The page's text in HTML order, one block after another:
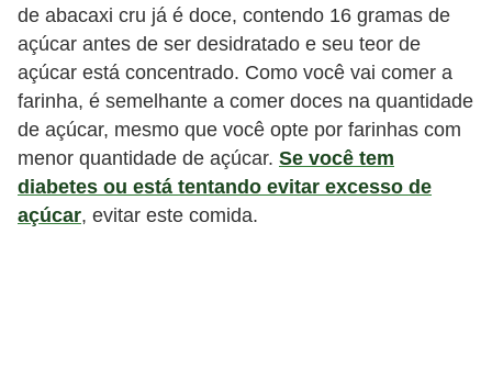
de abacaxi cru já é doce, contendo 16 gramas de
açúcar antes de ser desidratado e seu teor de
açúcar está concentrado. Como você vai comer a
farinha, é semelhante a comer doces na quantidade
de açúcar, mesmo que você opte por farinhas com
menor quantidade de açúcar. Se você tem
diabetes ou está tentando evitar excesso de
açúcar, evitar este comida.
c
i
n
a
i
s
S